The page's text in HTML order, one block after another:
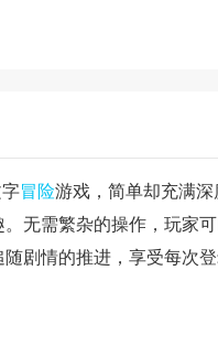
冒险游戏，简单却充满深
无需繁杂的操作，玩家
随剧情的推进，享受每次